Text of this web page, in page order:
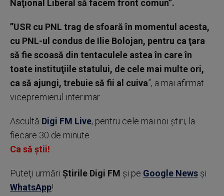
Naţional Liberal să facem front comun”.
”USR cu PNL trag de sfoară în momentul acesta,
cu PNL-ul condus de Ilie Bolojan, pentru ca ţara
să fie scoasă din tentaculele astea în care în
toate instituţiile statului, de cele mai multe ori,
ca să ajungi, trebuie să fii al cuiva”, a mai afirmat
vicepremierul interimar.
Ascultă Digi FM Live, pentru cele mai noi știri, la
fiecare 30 de minute.
Ca să știi!
Puteţi urmări Știrile Digi FM şi pe Google News şi
WhatsApp!